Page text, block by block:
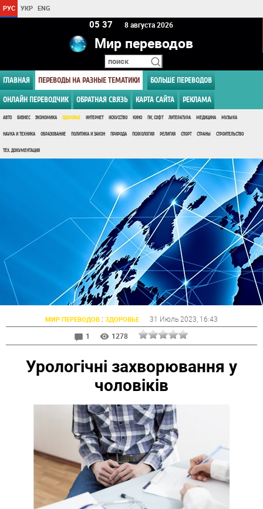
РУС УКР ENG
05:37 8 августа 2026
Мир переводов
ГЛАВНАЯ ПЕРЕВОДЫ НА РАЗНЫЕ ТЕМАТИКИ БОЛЬШЕ ПЕРЕВОДОВ
ОНЛАЙН ПЕРЕВОДЧИК ОБРАТНАЯ СВЯЗЬ КАРТА САЙТА РЕКЛАМА
АВТО БИЗНЕС ЭКОНОМИКА ЗДОРОВЬЕ ИНТЕРНЕТ ИСКУССТВО КИНО ПК, СОФТ ЛИТЕРАТУРА МЕДИЦИНА МУЗЫКА
НАУКА И ТЕХНИКА ОБРАЗОВАНИЕ ПОЛИТИКА И ЗАКОН ПРИРОДА ПСИХОЛОГИЯ РЕЛИГИЯ СПОРТ СТРАНЫ СТРОИТЕЛЬСТВО
ТЕХ. ДОКУМЕНТАЦИЯ
МИР ПЕРЕВОДОВ : ЗДОРОВЬЕ 31 Июль 2023 , 16:43
1
1278
Урологічні захворювання у
чоловіків